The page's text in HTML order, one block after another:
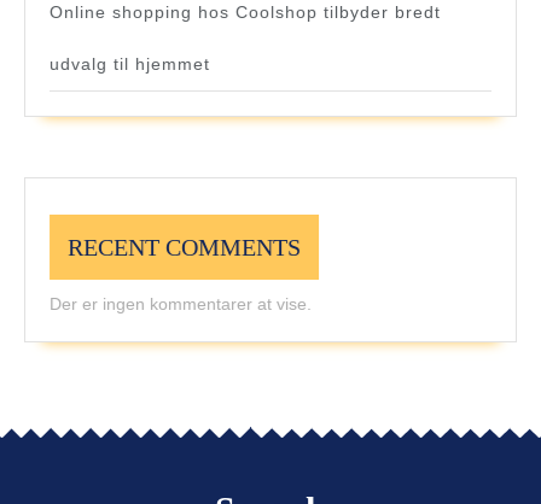
Online shopping hos Coolshop tilbyder bredt
udvalg til hjemmet
RECENT COMMENTS
Der er ingen kommentarer at vise.